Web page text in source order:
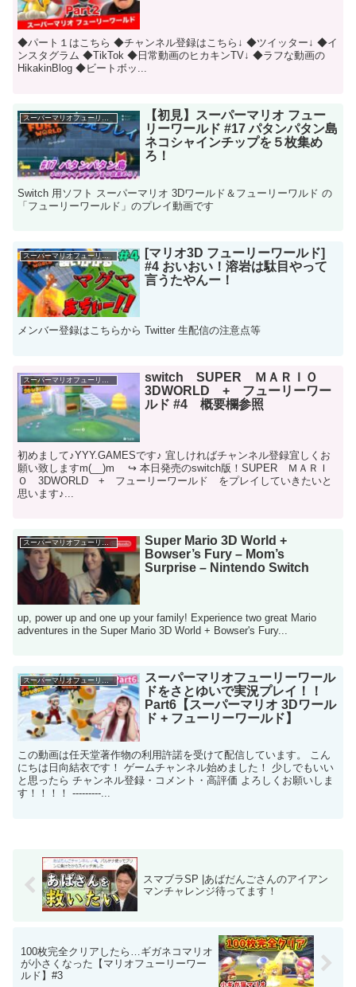
◆パート１はこちら ◆チャンネル登録はこちら↓ ◆ツイッター↓ ◆イ
ンスタグラム ◆TikTok ◆日常動画のヒカキンTV↓ ◆ラフな動画の
HikakinBlog ◆ビートボッ...
スーパーマリオフューリーワールド
【初見】スーパーマリオ フュー
リーワールド #17 パタンパタン島
ネコシャインチップを５枚集め
ろ！
Switch 用ソフト スーパーマリオ 3Dワールド＆フューリーワルド の
「フューリーワールド」のプレイ動画です
スーパーマリオフューリーワールド
[マリオ3D フューリーワールド]
#4 おいおい！溶岩は駄目やって
言うたやんー！
メンバー登録はこちらから Twitter 生配信の注意点等
switch SUPER ＭＡＲＩＯ
3DWORLD + フューリーワー
ルド #4 概要欄参照
初めまして♪YYY.GAMESです♪ 宜しければチャンネル登録宜しくお
願い致しますm(__)m ↪ 本日発売のswitch版！SUPER ＭＡＲＩ
Ｏ 3DWORLD + フューリーワールド をプレイしていきたいと
思います♪...
スーパーマリオフューリーワールド
Super Mario 3D World +
Bowser’s Fury – Mom’s
Surprise – Nintendo Switch
up, power up and one up your family! Experience two great Mario
adventures in the Super Mario 3D World + Bowser's Fury...
スーパーマリオフューリーワールド
スーパーマリオフューリーワール
ドをさとゆいで実況プレイ！！
Part6【スーパーマリオ 3Dワール
ド + フューリーワールド】
この動画は任天堂著作物の利用許諾を受けて配信しています。 こん
にちは日向結衣です！ ゲームチャンネル始めました！ 少しでもいい
と思ったら チャンネル登録・コメント・高評価 よろしくお願いしま
す！！！！ ---------...
スマブラSP |あばだんごさんのアイアン
マンチャレンジ待ってます！
100枚完全クリアしたら…ギガネコマリオ
が小さくなった【マリオフューリーワー
ルド】#3